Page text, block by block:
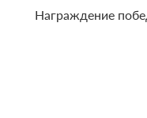
Награждение